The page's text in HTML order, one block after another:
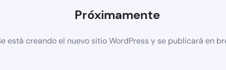
Próximamente
está creando el nuevo sitio WordPress y se publicará en